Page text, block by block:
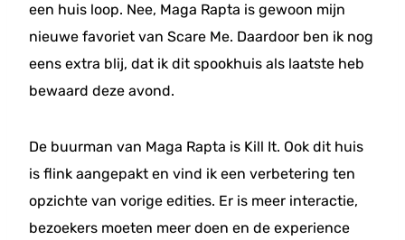
een huis loop. Nee, Maga Rapta is gewoon mijn
nieuwe favoriet van Scare Me. Daardoor ben ik nog
eens extra blij, dat ik dit spookhuis als laatste heb
bewaard deze avond.
De buurman van Maga Rapta is Kill It. Ook dit huis
is flink aangepakt en vind ik een verbetering ten
opzichte van vorige edities. Er is meer interactie,
bezoekers moeten meer doen en de experience